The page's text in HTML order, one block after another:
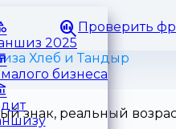
Проверить
2025
бизнеса
Хлеб и Тандыр
знак, реальный